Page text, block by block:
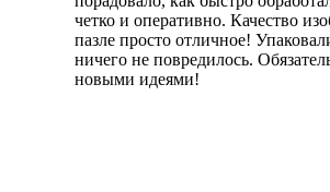
четко и оперативно. Качество
пазле просто отличное!
ничего не повредилось.
новыми идеями!